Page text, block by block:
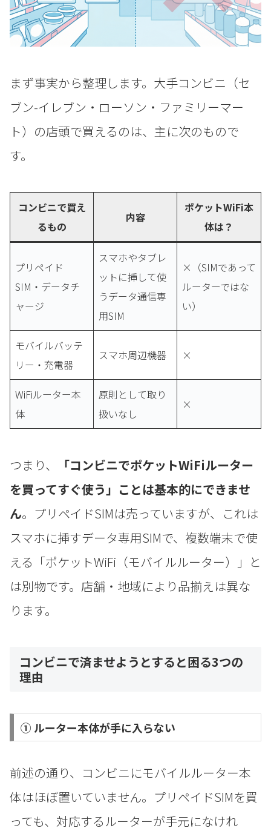
まず事実から整理します。大手コンビニ（セ
ブン-イレブン・ローソン・ファミリーマー
ト）の店頭で買えるのは、主に次のもので
す。
コンビニで買え
るもの
内容
ポケットWiFi本
体は？
プリペイド
SIM・データチ
ャージ
スマホやタブレ
ットに挿して使
うデータ通信専
用SIM
×（SIMであって
ルーターではな
い）
モバイルバッテ
リー・充電器
スマホ周辺機器 ×
WiFiルーター本
体
原則として取り
扱いなし
×
つまり、
「コンビニでポケットWiFiルーター
を買ってすぐ使う」ことは基本的にできませ
ん。プリペイドSIMは売っていますが、これは
スマホに挿すデータ専用SIMで、複数端末で使
える「ポケットWiFi（モバイルルーター）」と
は別物です。店舗・地域により品揃えは異な
ります。
コンビニで済ませようとすると困る3つの
理由
① ルーター本体が手に入らない
前述の通り、コンビニにモバイルルーター本
体はほぼ置いていません。プリペイドSIMを買
っても、対応するルーターが手元になけれ